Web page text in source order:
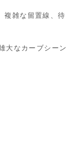
複雑な留置線、待
大なカーブシーン